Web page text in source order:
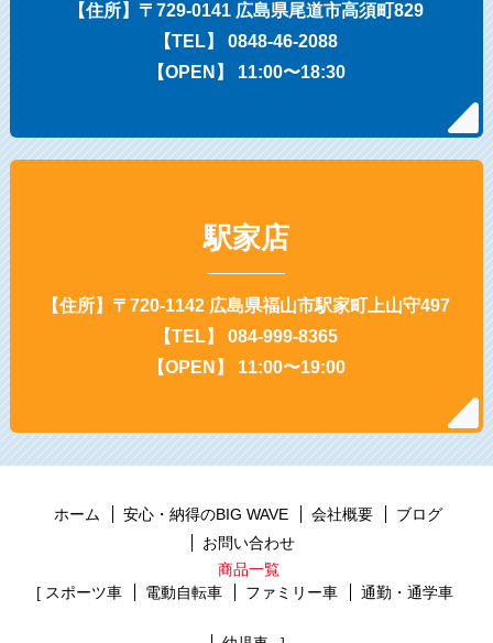
【住所】〒729-0141 広島県尾道市高須町829
【TEL】 0848-46-2088
【OPEN】 11:00〜18:30
駅家店
【住所】〒720-1142 広島県福山市駅家町上山守497
【TEL】 084-999-8365
【OPEN】 11:00〜19:00
ホーム 安心・納得のBIG WAVE 会社概要
ブログ
お問い合わせ
商品一覧
スポーツ車
電動自転車 ファミリー車 通勤・通学車